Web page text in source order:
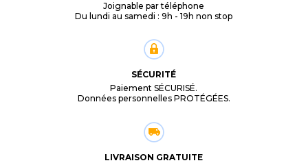
Joignable par téléphone
Du lundi au samedi : 9h - 19h non stop
SÉCURITÉ
Paiement SÉCURISÉ.
Données personnelles PROTÉGÉES.
LIVRAISON GRATUITE